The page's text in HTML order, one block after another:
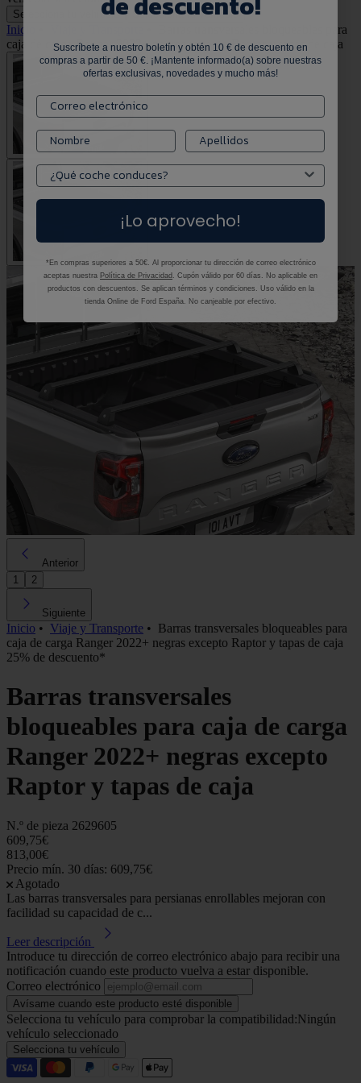
Selecciona tu vehículo Selecciona tu vehículo
Inicio
Barras transversales bloqueables para
caja de carga Ranger 2022+ negras excepto Raptor y tapas de caja
Anterior
1
2
Siguiente
Inicio • Viaje y Transporte • Barras transversales bloqueables para
caja de carga Ranger 2022+ negras excepto Raptor y tapas de caja
25% de descuento*
Barras transversales
bloqueables para caja de carga
Ranger 2022+ negras excepto
Raptor y tapas de caja
N.º de pieza 2629605
609,75€
813,00€
Precio mín. 30 días: 609,75€
Agotado
Las barras transversales para persianas enrollables mejoran con
facilidad su capacidad de c...
Leer descripción
Introduce tu dirección de correo electrónico abajo para recibir una
notificación cuando este producto vuelva a estar disponible.
Correo electrónico
Avísame cuando este producto esté disponible
Selecciona tu vehículo para comprobar la compatibilidad:Ningún
vehículo seleccionado
Selecciona tu vehículo
Suscríbete a nuestro boletín y obtén 10 € de descuento en
compras a partir de 50 €. ¡Mantente informado(a) sobre nuestras
ofertas exclusivas, novedades y mucho más!
¡Lo aprovecho!
*En compras superiores a 50€. Al proporcionar tu dirección de correo electrónico
aceptas nuestra Política de Privacidad . Cupón válido por 60 días. No aplicable en
productos con descuentos. Se aplican términos y condiciones. Uso válido en la
tienda Online de Ford España. No canjeable por efectivo.